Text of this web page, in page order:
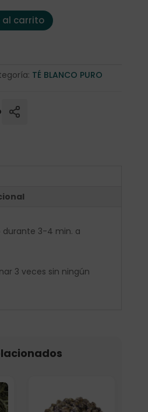
First Grade" 100 gr. cantidad
al carrito
TÉ BLANCO PURO
durante 3-4 min. a
3 veces sin ningún